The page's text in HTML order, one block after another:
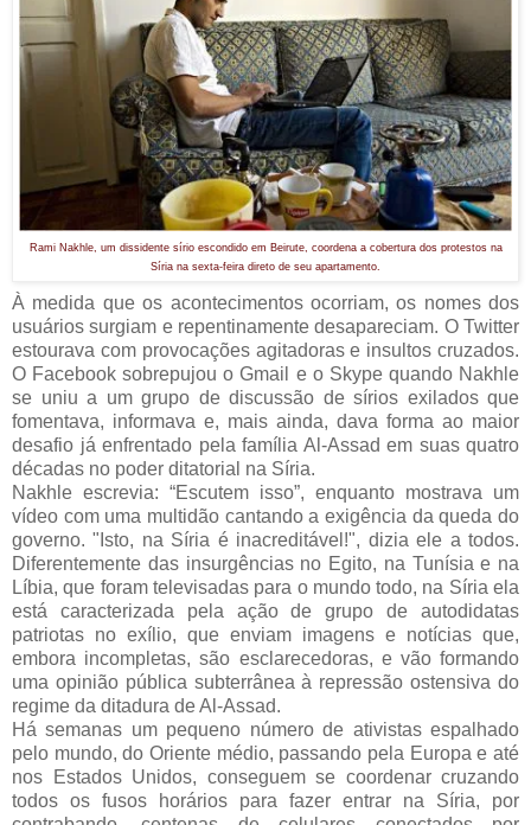
Rami Nakhle, um dissidente sírio escondido em Beirute, coordena a cobertura dos protestos na
Síria na sexta-feira direto de seu apartamento.
À medida que os acontecimentos ocorriam, os nomes dos
usuários surgiam e repentinamente desapareciam. O Twitter
estourava com provocações agitadoras e insultos cruzados.
O Facebook sobrepujou o Gmail e o Skype quando Nakhle
se uniu a um grupo de discussão de sírios exilados que
fomentava, informava e, mais ainda, dava forma ao maior
desafio já enfrentado pela família Al-Assad em suas quatro
décadas no poder ditatorial na Síria.
Nakhle escrevia: “Escutem isso”, enquanto mostrava um
vídeo com uma multidão cantando a exigência da queda do
governo. "Isto, na Síria é inacreditável!", dizia ele a todos.
Diferentemente das insurgências no Egito, na Tunísia e na
Líbia, que foram televisadas para o mundo todo, na Síria ela
está caracterizada pela ação de grupo de autodidatas
patriotas no exílio, que enviam imagens e notícias que,
embora incompletas, são esclarecedoras, e vão formando
uma opinião pública subterrânea à repressão ostensiva do
regime da ditadura de Al-Assad.
Há semanas um pequeno número de ativistas espalhado
pelo mundo, do Oriente médio, passando pela Europa e até
nos Estados Unidos, conseguem se coordenar cruzando
todos os fusos horários para fazer entrar na Síria, por